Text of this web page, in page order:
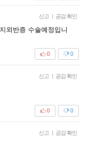
신고 | 공감 확인
외반증 수술예정입니
0
0
신고 | 공감 확인
0
0
신고 | 공감 확인